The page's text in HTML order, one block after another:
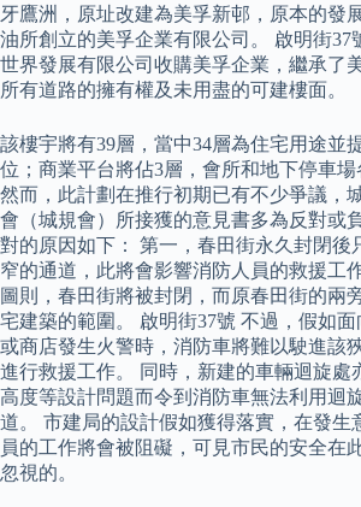
牙鷹洲，原址改建為美孚新邨，原本的發
油所創立的美孚企業有限公司。 啟明街37
世界發展有限公司收購美孚企業，繼承了
所有道路的擁有權及未用盡的可建樓面。
該樓宇將有39層，當中34層為住宅用途並
位；商業平台將佔3層，會所和地下停車場
然而，此計劃在推行初期已有不少爭議，
會（城規會）所接獲的意見書多為反對或
對的原因如下： 第一，春田街永久封閉後
窄的通道，此將會影響消防人員的救援工
圖則，春田街將被封閉，而原春田街的兩
宅建築的範圍。 啟明街37號 不過，假如
或商店發生火警時，消防車將難以駛進該
進行救援工作。 同時，新建的車輛迴旋處
高度等設計問題而令到消防車無法利用迴
道。 市建局的設計假如獲得落實，在發生
員的工作將會被阻礙，可見市民的安全在
忽視的。